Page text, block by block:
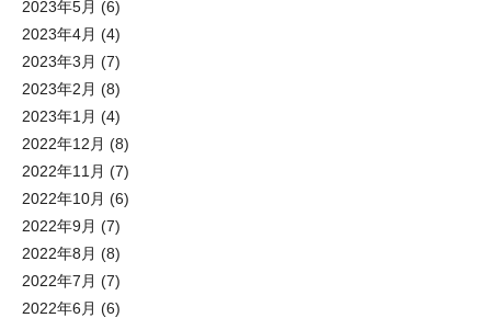
2023年5月 (6)
2023年4月 (4)
2023年3月 (7)
2023年2月 (8)
2023年1月 (4)
2022年12月 (8)
2022年11月 (7)
2022年10月 (6)
2022年9月 (7)
2022年8月 (8)
2022年7月 (7)
2022年6月 (6)